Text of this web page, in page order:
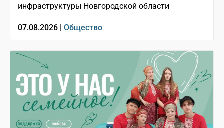
инфраструктуры Новгородской области
07.08.2026 | Общество